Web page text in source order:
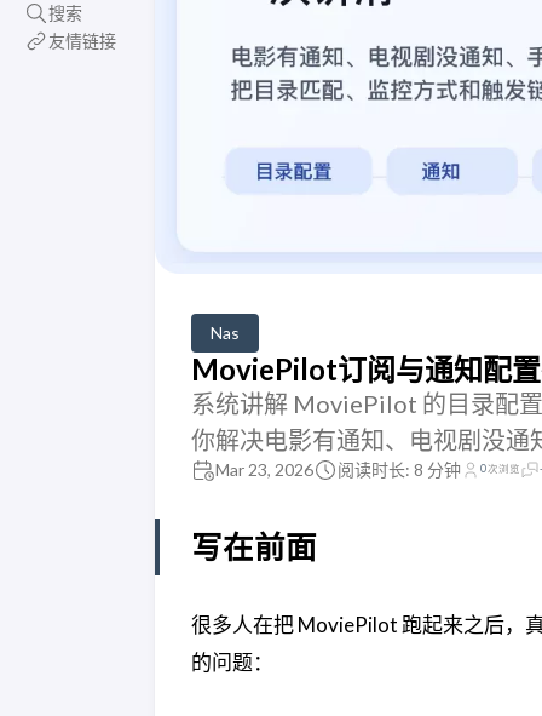
搜索
友情链接
Nas
MoviePilot订阅与通知配
系统讲解 MoviePilot 的目录配
你解决电影有通知、电视剧没
Mar 23, 2026 阅读时长: 8 分钟 0次浏览
写在前面
很多人在把 MoviePilot 跑起来之后，
的问题：